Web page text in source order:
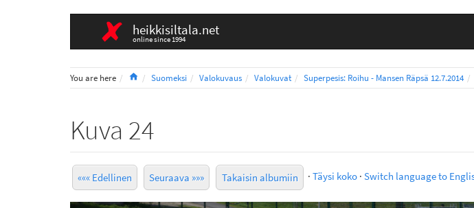
heikkisiltala.net
online since 1994
You are here HomeSuomeksi Valokuvaus Valokuvat Superpesis: Roihu - Mansen Räpsä 12.7.2014
Kuva 24
««« Edellinen Seuraava »»» Takaisin albumiin · Täysi koko · Switch language to